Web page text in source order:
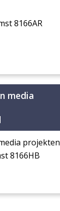
8166AR
media
projekten
8166HB